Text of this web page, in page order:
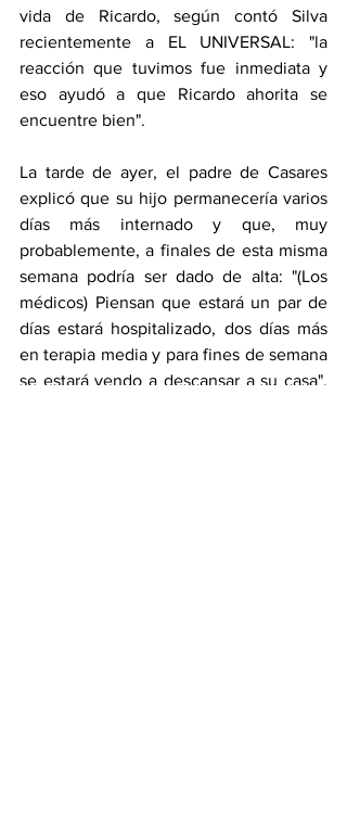
vida de Ricardo, según contó Silva
recientemente a EL UNIVERSAL: "la
reacción que tuvimos fue inmediata y
eso ayudó a que Ricardo ahorita se
encuentre bien".
La tarde de ayer, el padre de Casares
explicó que su hijo permanecería varios
días más internado y que, muy
probablemente, a finales de esta misma
semana podría ser dado de alta: "(Los
médicos) Piensan que estará un par de
días estará hospitalizado, dos días más
en terapia media y para fines de semana
se estará yendo a descansar a su casa",